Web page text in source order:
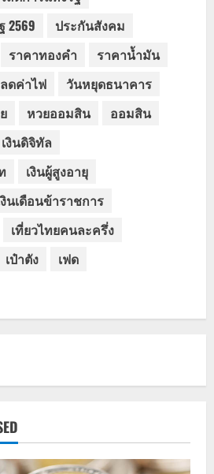
2569
ประกันสังคม
ราคาทองคำ
ราคาน้ำมัน
ลดค่าไฟ
วันหยุดธนาคาร
หวยออมสิน
ออมสิน
เงินดิจิทัล
เงินผู้สูงอายุ
งินเดือนข้าราชการ
เที่ยวไทยคนละครึ่ง
เป๋าตัง
เฟด